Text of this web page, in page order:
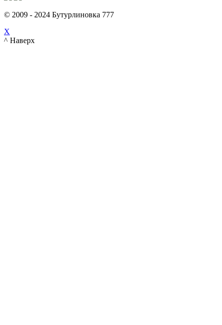
© 2009 - 2024 Бутурлиновка 777
X
^ Наверх